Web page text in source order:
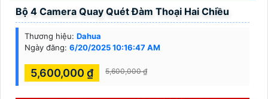
Bộ 4 Camera Quay Quét Đàm Thoại Hai Chiều
Thương hiệu: Dahua
Ngày đăng: 6/20/2025 10:16:47 AM
5,600,000 ₫ 5,600,000 ₫